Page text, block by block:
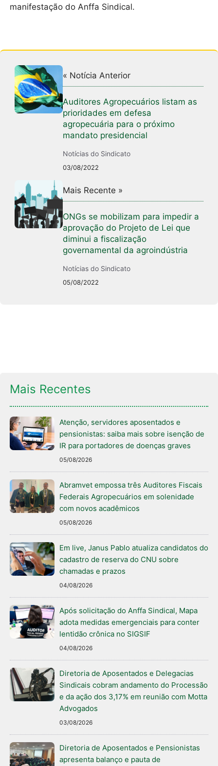
manifestação do Anffa Sindical.
« Notícia Anterior
Auditores Agropecuários listam as
prioridades em defesa
agropecuária para o próximo
mandato presidencial
Notícias do Sindicato
03/08/2022
Mais Recente »
ONGs se mobilizam para impedir a
aprovação do Projeto de Lei que
diminui a fiscalização
governamental da agroindústria
Notícias do Sindicato
05/08/2022
Mais Recentes
Atenção, servidores aposentados e
pensionistas: saiba mais sobre isenção de
IR para portadores de doenças graves
05/08/2026
Abramvet empossa três Auditores Fiscais
Federais Agropecuários em solenidade
com novos acadêmicos
05/08/2026
Em live, Janus Pablo atualiza candidatos do
cadastro de reserva do CNU sobre
chamadas e prazos
04/08/2026
Após solicitação do Anffa Sindical, Mapa
adota medidas emergenciais para conter
lentidão crônica no SIGSIF
04/08/2026
Diretoria de Aposentados e Delegacias
Sindicais cobram andamento do Processão
e da ação dos 3,17% em reunião com Motta
Advogados
03/08/2026
Diretoria de Aposentados e Pensionistas
apresenta balanço e pauta de